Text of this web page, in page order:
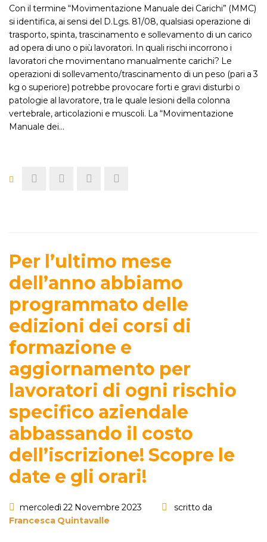
Con il termine “Movimentazione Manuale dei Carichi” (MMC)
si identifica, ai sensi del D.Lgs. 81/08, qualsiasi operazione di
trasporto, spinta, trascinamento e sollevamento di un carico
ad opera di uno o più lavoratori. In quali rischi incorrono i
lavoratori che movimentano manualmente carichi? Le
operazioni di sollevamento/trascinamento di un peso (pari a 3
kg o superiore) potrebbe provocare forti e gravi disturbi o
patologie al lavoratore, tra le quale lesioni della colonna
vertebrale, articolazioni e muscoli. La “Movimentazione
Manuale dei…
Per l’ultimo mese
dell’anno abbiamo
programmato delle
edizioni dei corsi di
formazione e
aggiornamento per
lavoratori di ogni rischio
specifico aziendale
abbassando il costo
dell’iscrizione! Scopre le
date e gli orari!
mercoledì 22 Novembre 2023
scritto da
Francesca Quintavalle